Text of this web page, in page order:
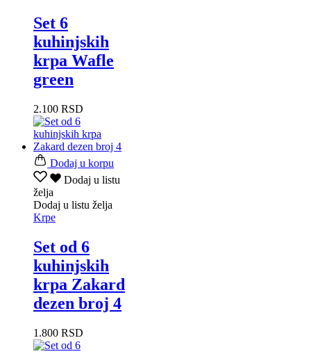
Set 6
kuhinjskih
krpa Wafle
green
2.100 RSD
Dodaj u korpu
Dodaj u listu
želja
Dodaj u listu želja
Krpe
Set od 6
kuhinjskih
krpa Zakard
dezen broj 4
1.800 RSD